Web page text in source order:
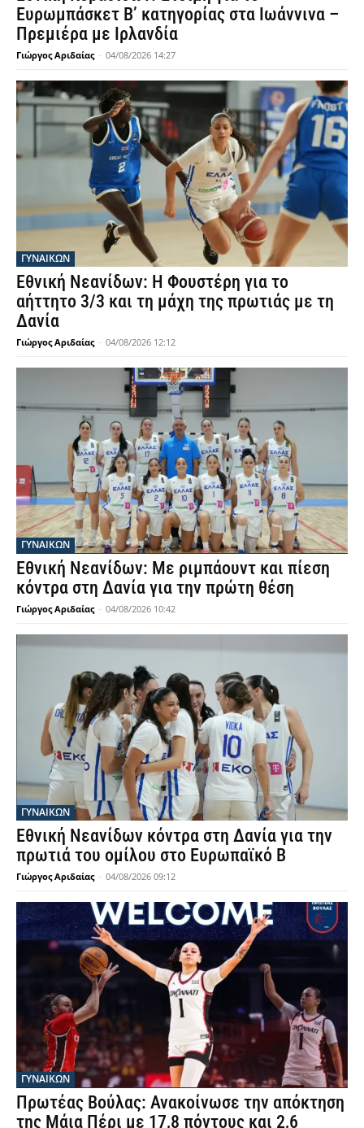
Ευρωμπάσκετ Β’ κατηγορίας στα Ιωάννινα –
Πρεμιέρα με Ιρλανδία
Γιώργος Αριδαίας - 04/08/2026 14:27
ΓΥΝΑΙΚΩΝ
Εθνική Νεανίδων: Η Φουστέρη για το
αήττητο 3/3 και τη μάχη της πρωτιάς με τη
Δανία
Γιώργος Αριδαίας - 04/08/2026 12:12
ΓΥΝΑΙΚΩΝ
Εθνική Νεανίδων: Με ριμπάουντ και πίεση
κόντρα στη Δανία για την πρώτη θέση
Γιώργος Αριδαίας - 04/08/2026 10:42
ΓΥΝΑΙΚΩΝ
Εθνική Νεανίδων κόντρα στη Δανία για την
πρωτιά του ομίλου στο Ευρωπαϊκό Β
Γιώργος Αριδαίας - 04/08/2026 09:12
ΓΥΝΑΙΚΩΝ
Πρωτέας Βούλας: Ανακοίνωσε την απόκτηση
της Μάια Πέρι με 17,8 πόντους και 2,6